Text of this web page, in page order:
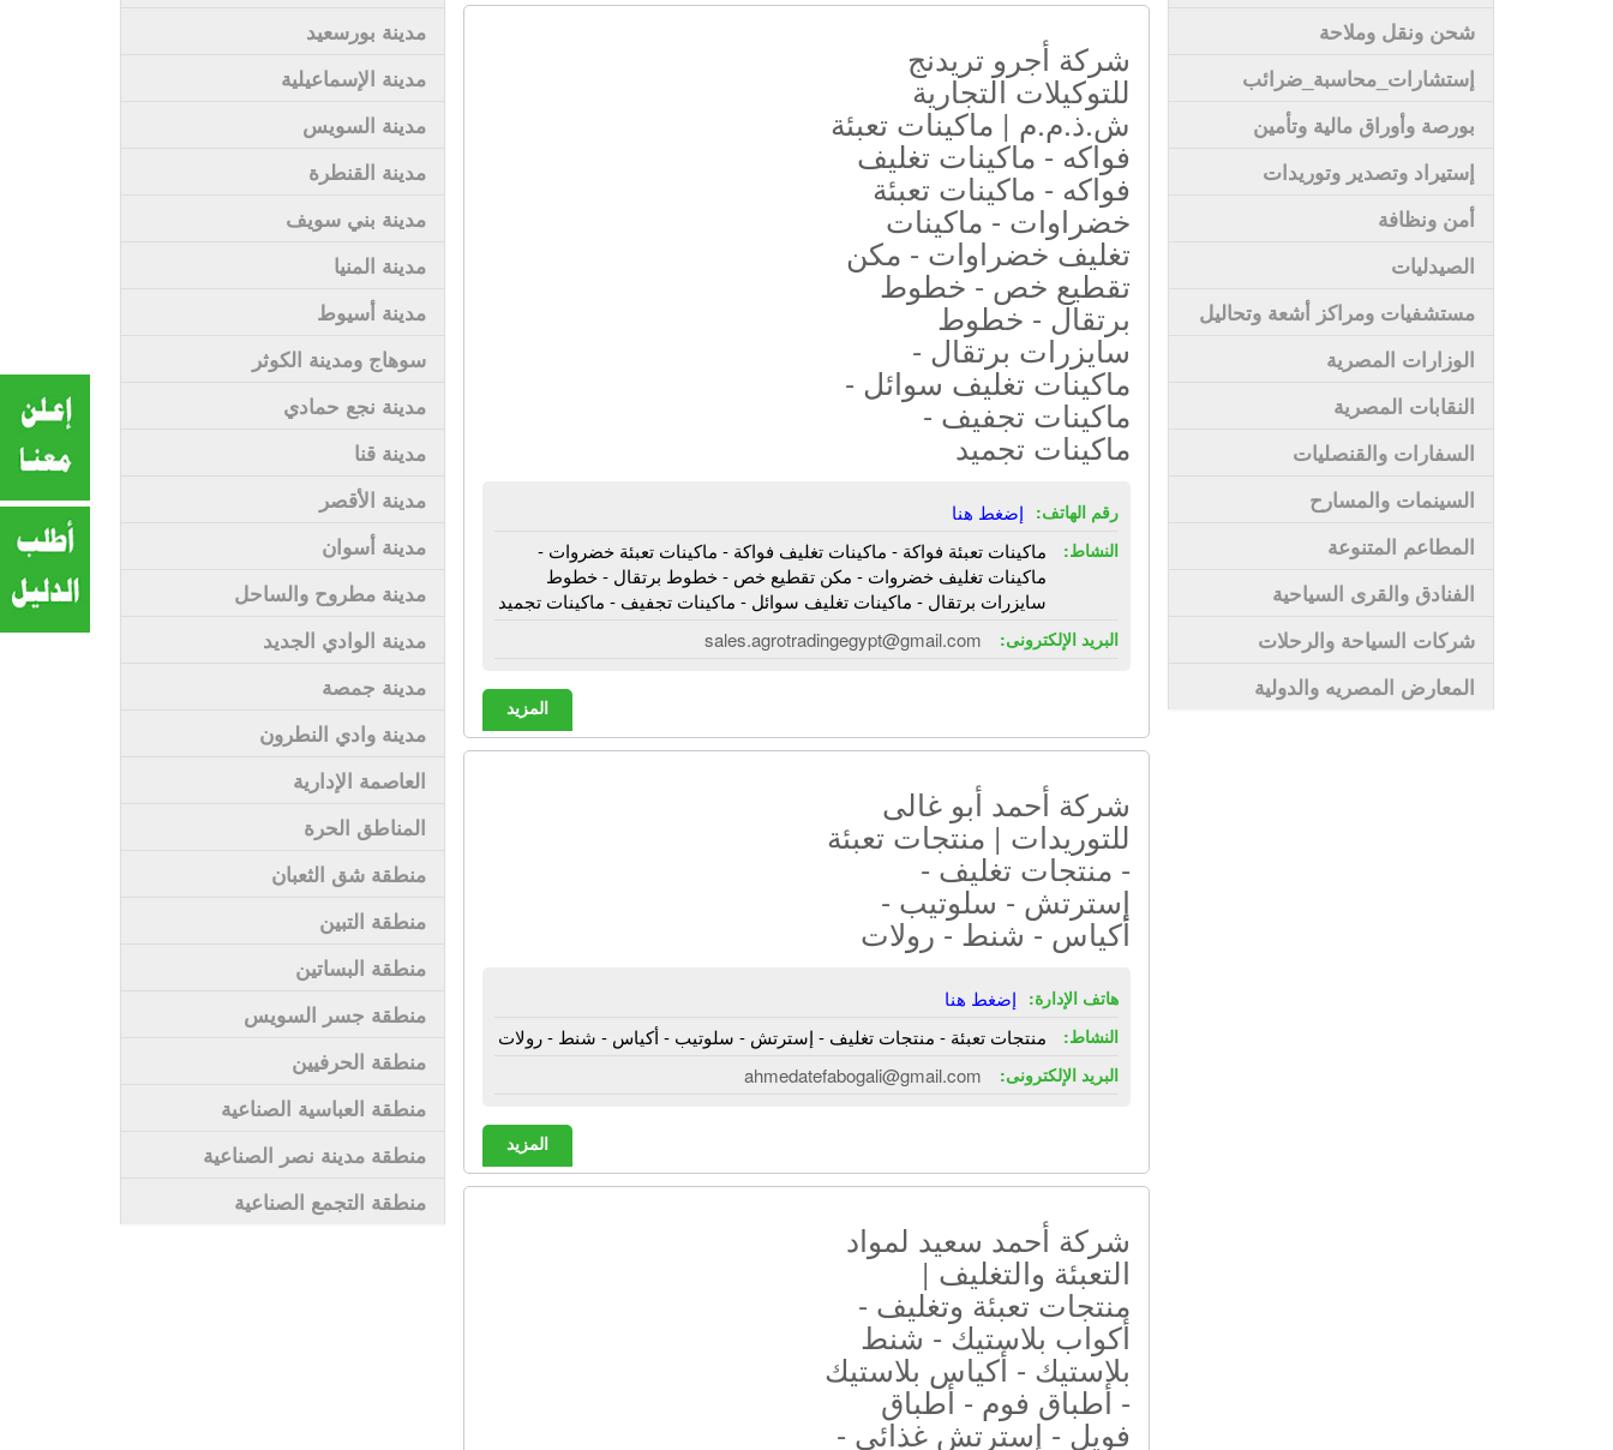
شحن ونقل وملاحة
إستشارات_محاسبة_ضرائب
بورصة وأوراق مالية وتأمين
إستيراد وتصدير وتوريدات
أمن ونظافة
الصيدليات
مستشفيات ومراكز أشعة وتحاليل
الوزارات المصرية
النقابات المصرية
السفارات والقنصليات
السينمات والمسارح
المطاعم المتنوعة
الفنادق والقرى السياحية
شركات السياحة والرحلات
المعارض المصريه والدولية
شركة أجرو تريدنج
للتوكيلات التجارية
ش.ذ.م.م | ماكينات تعبئة
فواكه - ماكينات تغليف
فواكه - ماكينات تعبئة
خضراوات - ماكينات
تغليف خضراوات - مكن
تقطيع خص - خطوط
برتقال - خطوط
سايزرات برتقال -
ماكينات تغليف سوائل -
ماكينات تجفيف -
ماكينات تجميد
رقم الهاتف: إضغط هنا
النشاط:
ماكينات تعبئة فواكة - ماكينات تغليف فواكة - ماكينات تعبئة خضروات -
ماكينات تغليف خضروات - مكن تقطيع خص - خطوط برتقال - خطوط
سايزرات برتقال - ماكينات تغليف سوائل - ماكينات تجفيف - ماكينات تجميد
البريد الإلكترونى: sales.agrotradingegypt@gmail.com
المزيد
شركة أحمد أبو غالى
للتوريدات | منتجات تعبئة
- منتجات تغليف -
إسترتش - سلوتيب -
أكياس - شنط - رولات
هاتف الإدارة: إضغط هنا
النشاط: منتجات تعبئة - منتجات تغليف - إسترتش - سلوتيب - أكياس - شنط - رولات
البريد الإلكترونى: ahmedatefabogali@gmail.com
المزيد
شركة أحمد سعيد لمواد
التعبئة والتغليف |
منتجات تعبئة وتغليف -
أكواب بلاستيك - شنط
بلاستيك - أكياس بلاستيك
- أطباق فوم - أطباق
فويل - إسترتش غذائى -
مدينة بورسعيد
مدينة الإسماعيلية
مدينة السويس
مدينة القنطرة
مدينة بني سويف
مدينة المنيا
مدينة أسيوط
سوهاج ومدينة الكوثر
مدينة نجع حمادي
مدينة قنا
مدينة الأقصر
مدينة أسوان
مدينة مطروح والساحل
مدينة الوادي الجديد
مدينة جمصة
مدينة وادي النطرون
العاصمة الإدارية
المناطق الحرة
منطقة شق الثعبان
منطقة التبين
منطقة البساتين
منطقة جسر السويس
منطقة الحرفيين
منطقة العباسية الصناعية
منطقة مدينة نصر الصناعية
منطقة التجمع الصناعية